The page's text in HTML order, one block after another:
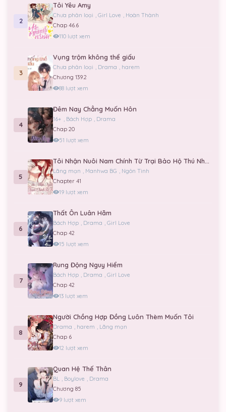
2
Tôi Yêu Amy
Chưa phân loại Girl Love
Hoàn Thành
Chap 46.6
110 lượt xem
3
Vụng trộm không thể giấu
Chưa phân loại Drama
harem
Chương 139.2
88 lượt xem
4
Đêm Nay Chẳng Muốn Hôn
16+ Bách Hợp
Drama
Chap 20
51 lượt xem
5
Lãng mạn Manhwa BG
Ngôn Tình
Chapter 41
19 lượt xem
6
Thất Ôn Luân Hãm
Bách Hợp Drama
Girl Love
Chap 42
15 lượt xem
7
Rung Động Nguy Hiểm
Bách Hợp Drama
Girl Love
Chap 42
13 lượt xem
8
Người Chồng Hợp Đồng Luôn Thèm Muốn Tôi
Drama harem
Lãng mạn
Chap 6
12 lượt xem
9
Quan Hệ Thế Thân
BL Boylove
Drama
Chương 85
9 lượt xem